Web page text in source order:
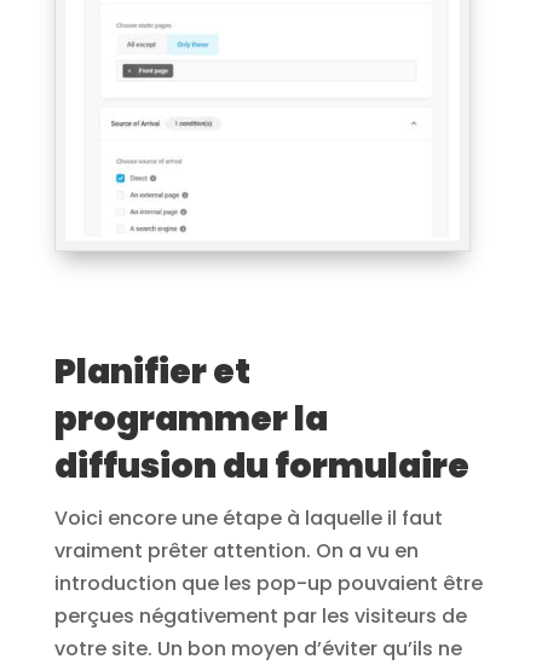
Planifier et
programmer la
diffusion du formulaire
Voici encore une étape à laquelle il faut
vraiment prêter attention. On a vu en
introduction que les pop-up pouvaient être
perçues négativement par les visiteurs de
votre site. Un bon moyen d’éviter qu’ils ne